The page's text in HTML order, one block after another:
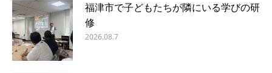
福津市で子どもたちが隣にいる学びの研
修
2026.08.7